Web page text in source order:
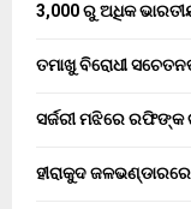
3,000 ରୁ ଅଧିକ
ତମାଖୁ ବିରୋଧୀ
ସର୍ଜରୀ ମଝିରେ ରଫିଙ୍କ
ହୀରାକୁଦ